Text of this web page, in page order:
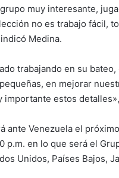
muy interesante,
no es trabajo fácil,
Medina.
trabajando en su
en mejorar
importante estos
ante Venezuela el
p.m. en lo que será el
Unidos, Países Bajos,